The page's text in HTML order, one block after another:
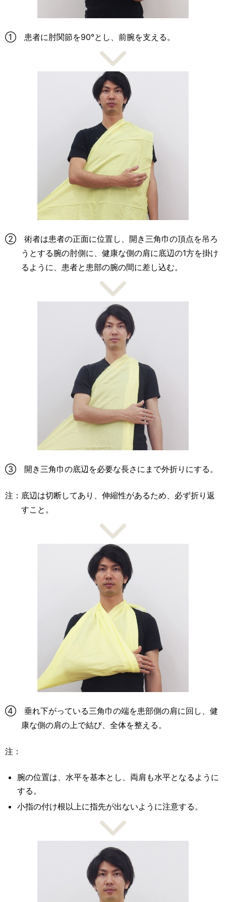
① 患者に肘関節を90°とし、前腕を支える。
② 術者は患者の正面に位置し、開き三角巾の頂点を吊ろ
うとする腕の肘側に、健康な側の肩に底辺の1方を掛け
るように、患者と患部の腕の間に差し込む。
③ 開き三角巾の底辺を必要な長さにまで外折りにする。
注：底辺は切断してあり、伸縮性があるため、必ず折り返
すこと。
④ 垂れ下がっている三角巾の端を患部側の肩に回し、健
康な側の肩の上で結び、全体を整える。
注：
腕の位置は、水平を基本とし、両肩も水平となるように
する。
小指の付け根以上に指先が出ないように注意する。